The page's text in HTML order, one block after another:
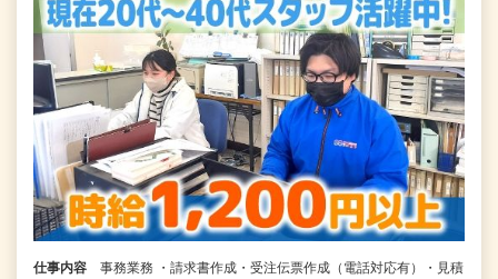
仕事内容
事務業務 ・請求書作成・受注伝票作成（電話対応有）・見積